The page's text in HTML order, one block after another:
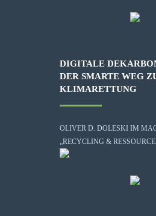
DIGITALE
DER SMARTE WEG
KLIMARETTUNG
OLIVER D. DOLESKI IM
„RECYCLING &